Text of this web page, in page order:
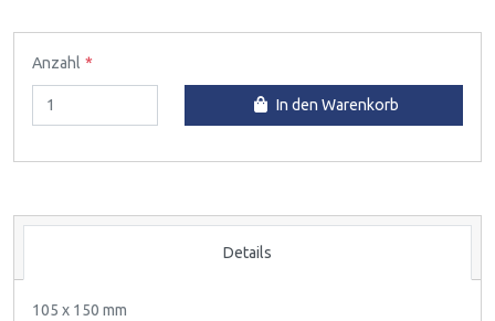
Anzahl
In den Warenkorb
Details
105 x 150 mm